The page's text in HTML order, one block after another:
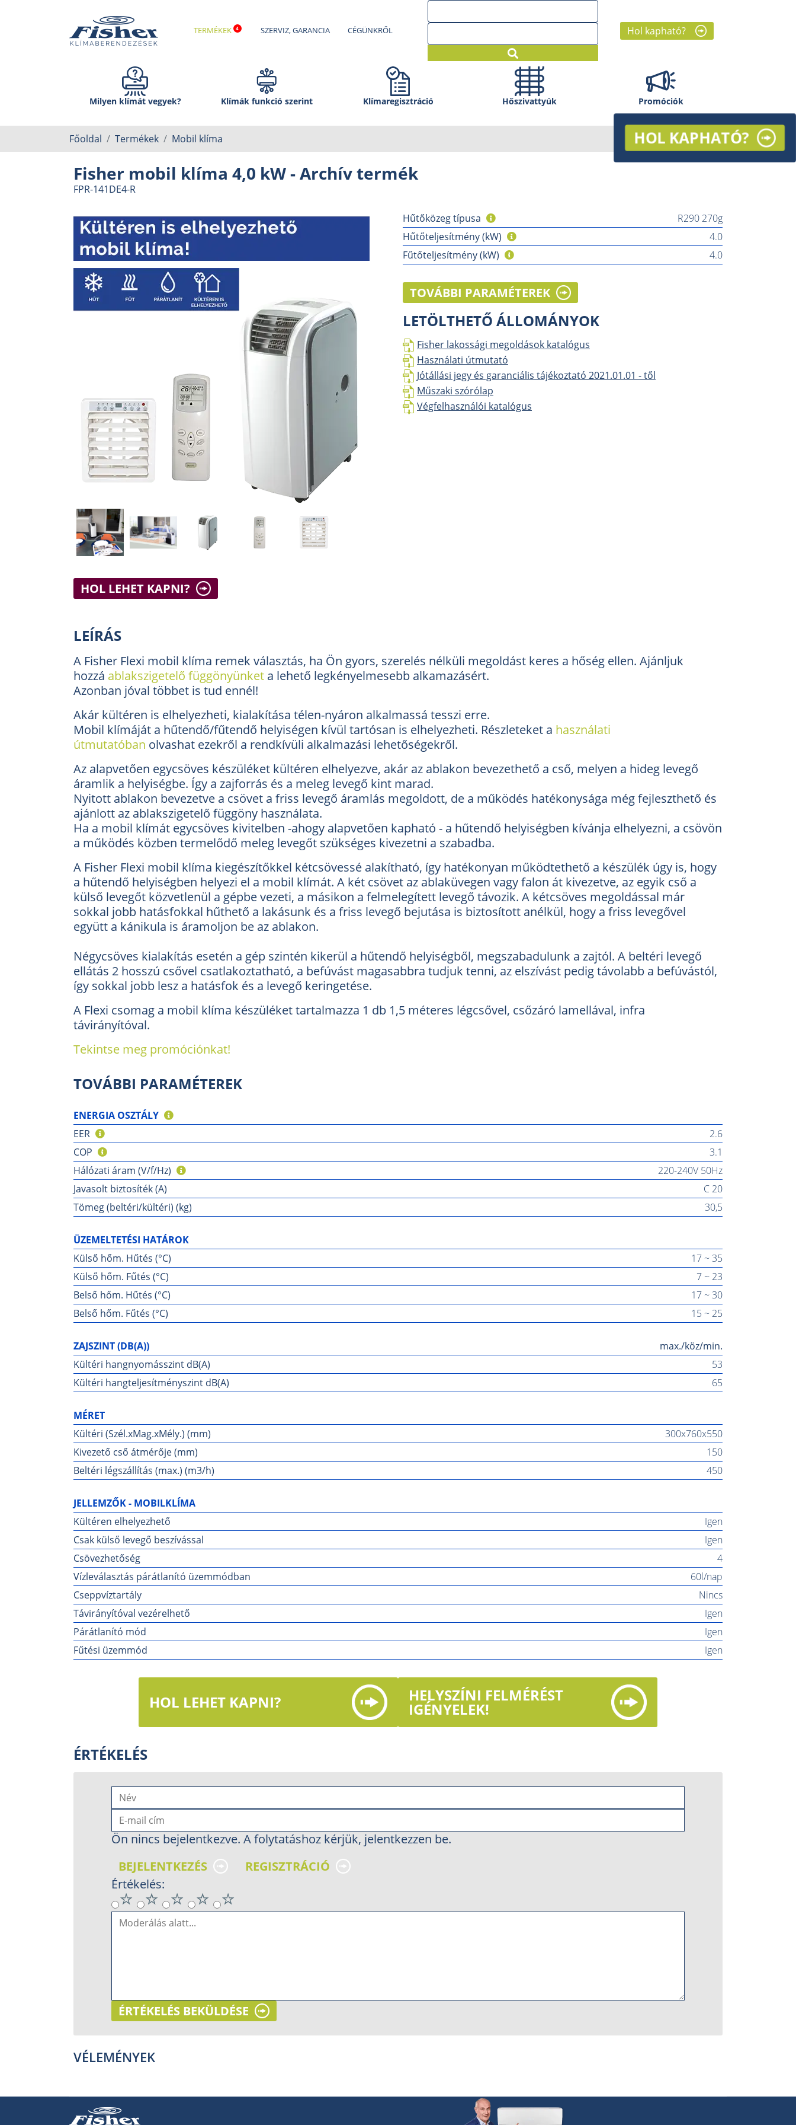
TERMÉKEK SZERVIZ, GARANCIA CÉGÜNKRŐL Hol kapható?
Milyen klímát vegyek? Klímák funkció szerint Klíma­regisztráció Hőszivattyúk Promóciók
Főoldal Termékek Mobil klíma
Fisher mobil klíma 4,0 kW - Archív termék
FPR-141DE4-R
HOL LEHET KAPNI?
Hűtőközeg típusa
R290 270g
Hűtőteljesítmény (kW)
4.0
Fűtőteljesítmény (kW)
4.0
TOVÁBBI PARAMÉTEREK
LETÖLTHETŐ ÁLLOMÁNYOK
Fisher lakossági megoldások katalógus
Használati útmutató
Jótállási jegy és garanciális tájékoztató 2021.01.01 - től
Műszaki szórólap
Végfelhasználói katalógus
LEÍRÁS
A Fisher Flexi mobil klíma remek választás, ha Ön gyors, szerelés nélküli megoldást keres a hőség ellen. Ajánljuk
hozzá ablakszigetelő függönyünket a lehető legkényelmesebb alkamazásért.
Azonban jóval többet is tud ennél!
Akár kültéren is elhelyezheti, kialakítása télen-nyáron alkalmassá tesszi erre.
Mobil klímáját a hűtendő/fűtendő helyiségen kívül tartósan is elhelyezheti. Részleteket a használati
útmutatóban olvashat ezekről a rendkívüli alkalmazási lehetőségekről.
Az alapvetően egycsöves készüléket kültéren elhelyezve, akár az ablakon bevezethető a cső, melyen a hideg levegő
áramlik a helyiségbe. Így a zajforrás és a meleg levegő kint marad.
Nyitott ablakon bevezetve a csövet a friss levegő áramlás megoldott, de a működés hatékonysága még fejleszthető és
ajánlott az ablakszigetelő függöny használata.
Ha a mobil klímát egycsöves kivitelben -ahogy alapvetően kapható - a hűtendő helyiségben kívánja elhelyezni, a csövön
a működés közben termelődő meleg levegőt szükséges kivezetni a szabadba.
A Fisher Flexi mobil klíma kiegészítőkkel kétcsövessé alakítható, így hatékonyan működtethető a készülék úgy is, hogy
a hűtendő helyiségben helyezi el a mobil klímát. A két csövet az ablaküvegen vagy falon át kivezetve, az egyik cső a
külső levegőt közvetlenül a gépbe vezeti, a másikon a felmelegített levegő távozik. A kétcsöves megoldással már
sokkal jobb hatásfokkal hűthető a lakásunk és a friss levegő bejutása is biztosított anélkül, hogy a friss levegővel
együtt a kánikula is áramoljon be az ablakon.
Négycsöves kialakítás esetén a gép szintén kikerül a hűtendő helyiségből, megszabadulunk a zajtól. A beltéri levegő
ellátás 2 hosszú csővel csatlakoztatható, a befúvást magasabbra tudjuk tenni, az elszívást pedig távolabb a befúvástól,
így sokkal jobb lesz a hatásfok és a levegő keringetése.
A Flexi csomag a mobil klíma készüléket tartalmazza 1 db 1,5 méteres légcsővel, csőzáró lamellával, infra
távirányítóval.
Tekintse meg promóciónkat!
TOVÁBBI PARAMÉTEREK
ENERGIA OSZTÁLY
EER
2.6
COP
3.1
Hálózati áram (V/f/Hz)
220-240V 50Hz
Javasolt biztosíték (A)
C 20
Tömeg (beltéri/kültéri) (kg)
30,5
ÜZEMELTETÉSI HATÁROK
Külső hőm. Hűtés (°C)
17 ~ 35
Külső hőm. Fűtés (°C)
7 ~ 23
Belső hőm. Hűtés (°C)
17 ~ 30
Belső hőm. Fűtés (°C)
15 ~ 25
ZAJSZINT (DB(A))
max./köz/min.
Kültéri hangnyomásszint dB(A)
53
Kültéri hangteljesítményszint dB(A)
65
MÉRET
Kültéri (Szél.xMag.xMély.) (mm)
300x760x550
Kivezető cső átmérője (mm)
150
Beltéri légszállítás (max.) (m3/h)
450
JELLEMZŐK - MOBILKLÍMA
Kültéren elhelyezhető
Igen
Csak külső levegő beszívással
Igen
Csövezhetőség
4
Vízleválasztás párátlanító üzemmódban
60l/nap
Cseppvíztartály
Nincs
Távirányítóval vezérelhető
Igen
Párátlanító mód
Igen
Fűtési üzemmód
Igen
HOL LEHET KAPNI? HELYSZÍNI FELMÉRÉST
IGÉNYELEK!
ÉRTÉKELÉS
Ön nincs bejelentkezve. A folytatáshoz kérjük, jelentkezzen be.
BEJELENTKEZÉS
REGISZTRÁCIÓ
Értékelés:
ÉRTÉKELÉS BEKÜLDÉSE
VÉLEMÉNYEK
HOL KAPHATÓ?